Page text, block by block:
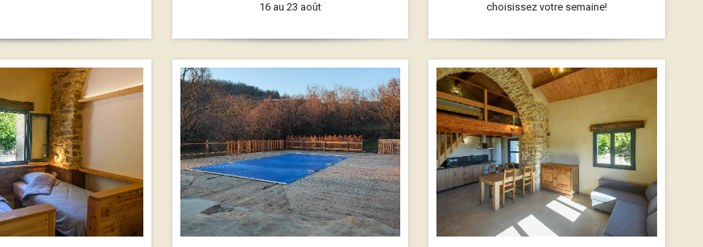
16 au 23 août
choisissez votre semaine!